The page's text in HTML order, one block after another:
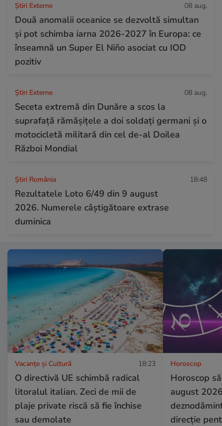
Știri Externe 08 aug.
Două anomalii oceanice se dezvoltă simultan
și pot schimba iarna 2026-2027 în Europa: ce
înseamnă un Super El Niño asociat cu IOD
pozitiv
Știri Externe 08 aug.
Seceta extremă din Dunăre a scos la
suprafață rămășițele a doi soldați germani și o
motocicletă militară din cel de-al Doilea
Război Mondial
Știri România 18:48
Rezultatele Loto 6/49 din 9 august
2026. Numerele câștigătoare extrase
duminica
Vacanțe și Cultură 18:23
O directivă UE schimbă radical
litoralul italian. Zeci de mii de
plaje private riscă să fie închise
sau demolate
Horoscop
Horoscop
august
direcție